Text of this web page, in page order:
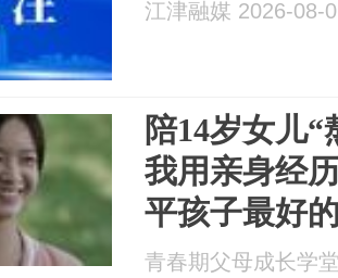
江津融媒 2026-08-
陪14岁女儿
我用亲身经
平孩子最好
子“确定感”
青春期父母成长学